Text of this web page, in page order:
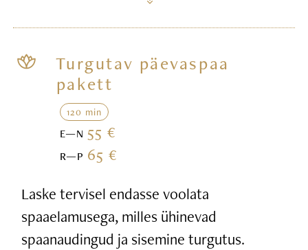
Turgutav päevaspaa
pakett
120 min
E—N 55 €
R—P 65 €
Laske tervisel endasse voolata
spaaelamusega, milles ühinevad
spaanaudingud ja sisemine turgutus.